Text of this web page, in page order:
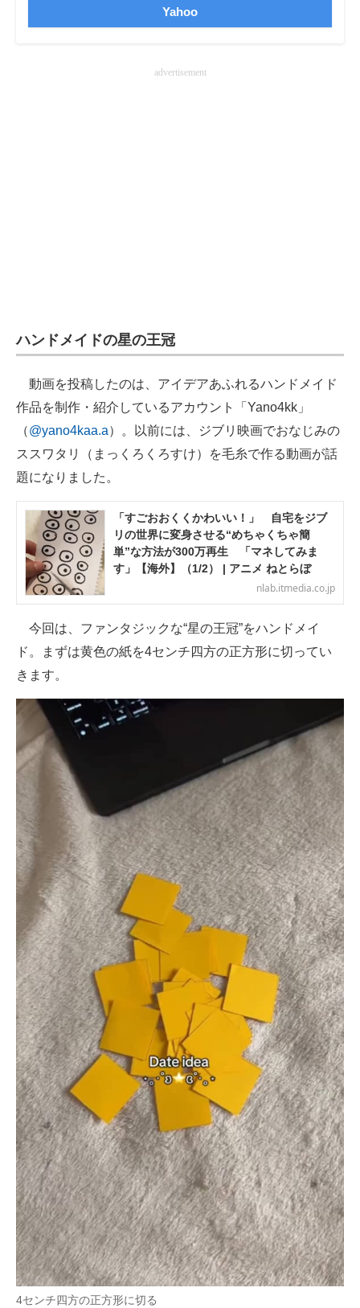
Yahoo
advertisement
ハンドメイドの星の王冠
動画を投稿したのは、アイデアあふれるハンドメイド
作品を制作・紹介しているアカウント「Yano4kk」
（@yano4kaa.a）。以前には、ジブリ映画でおなじみの
ススワタリ（まっくろくろすけ）を毛糸で作る動画が話
題になりました。
「すごおおくくかわいい！」 自宅をジブ
リの世界に変身させる“めちゃくちゃ簡
単”な方法が300万再生 「マネしてみま
す」【海外】（1/2） | アニメ ねとらぼ
nlab.itmedia.co.jp
今回は、ファンタジックな“星の王冠”をハンドメイ
ド。まずは黄色の紙を4センチ四方の正方形に切ってい
きます。
4センチ四方の正方形に切る